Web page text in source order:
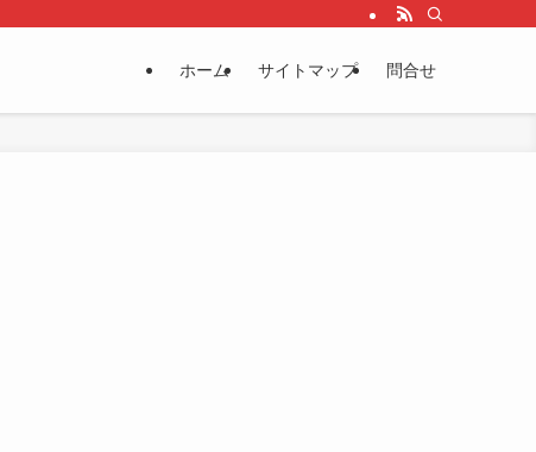
ホーム サイトマップ 問合せ